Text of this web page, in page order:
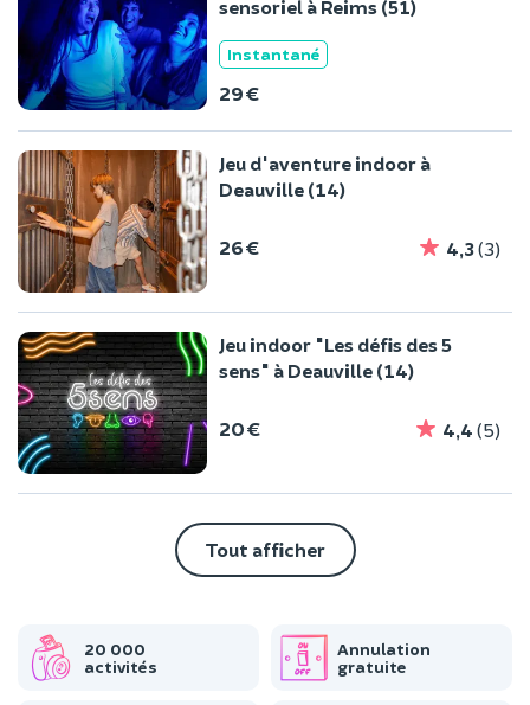
sensoriel à Reims (51)
Instantané
29 €
Jeu d'aventure indoor à
Deauville (14)
26 € 4,3(3)
Jeu indoor "Les défis des 5
sens" à Deauville (14)
20 € 4,4 (5)
Tout afficher
20 000
activités
Annulation
gratuite